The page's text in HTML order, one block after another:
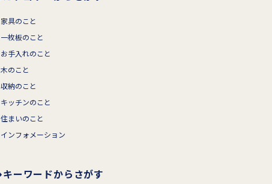
家具のこと
一枚板のこと
お手入れのこと
木のこと
収納のこと
キッチンのこと
住まいのこと
インフォメーション
キーワードからさがす